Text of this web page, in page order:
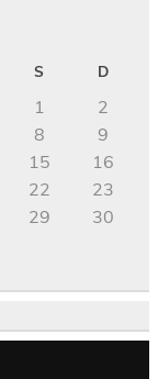
S D
1
2
8
9
15
16
22
23
29
30